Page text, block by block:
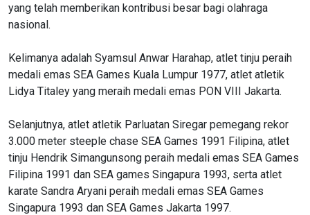
yang telah memberikan kontribusi besar bagi olahraga
nasional.
Kelimanya adalah Syamsul Anwar Harahap, atlet tinju peraih
medali emas SEA Games Kuala Lumpur 1977, atlet atletik
Lidya Titaley yang meraih medali emas PON VIII Jakarta.
Selanjutnya, atlet atletik Parluatan Siregar pemegang rekor
3.000 meter steeple chase SEA Games 1991 Filipina, atlet
tinju Hendrik Simangunsong peraih medali emas SEA Games
Filipina 1991 dan SEA games Singapura 1993, serta atlet
karate Sandra Aryani peraih medali emas SEA Games
Singapura 1993 dan SEA Games Jakarta 1997.